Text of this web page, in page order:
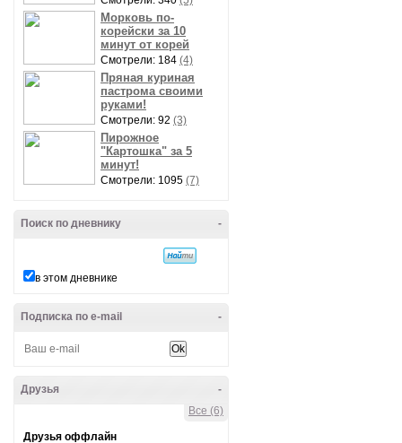
Морковь по-
корейски за 10
минут от корей
Смотрели: 184 (4)
Пряная куриная
пастрома своими
руками!
Смотрели: 92 (3)
Пирожное
"Картошка" за 5
минут!
Смотрели: 1095 (7)
-
Поиск по дневнику
в этом дневнике
-
Подписка по e-mail
-
Друзья
Все (6)
Друзья оффлайн